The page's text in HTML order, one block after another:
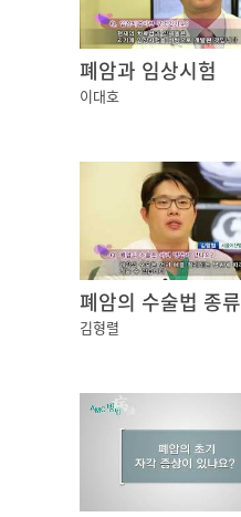
폐암과 임상시험
이대호
폐암의 수술법 종류
김형렬